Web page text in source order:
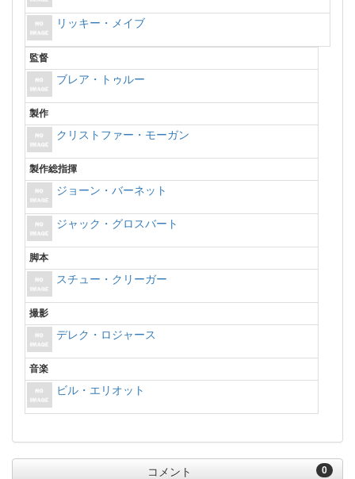
リッキー・メイブ
監督
ブレア・トゥルー
製作
クリストファー・モーガン
製作総指揮
ジョーン・バーネット
ジャック・グロスバート
脚本
スチュー・クリーガー
撮影
デレク・ロジャース
音楽
ビル・エリオット
0
コメント